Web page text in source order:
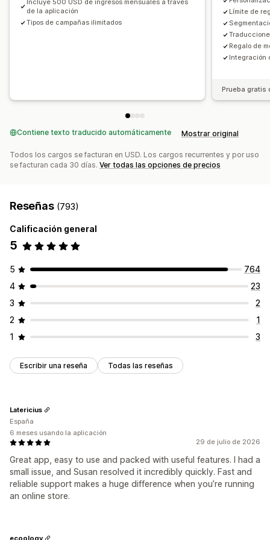
Código personalizado
Localización
Campañas Activadores y reglas
Segmentación
Seguimiento
Informes y estadísticas
Rendimiento del embudo
Incluye 500 USD de ingresos mensuales a través
de la aplicación
Tipos de campañas ilimitados
Límite de
Regalo de
Integración
Prueba gratis
Contiene texto traducido automáticamente Mostrar original
Todos los cargos se facturan en USD. Los cargos recurrentes y por uso
se facturan cada 30 días. Ver todas las opciones de precios
Reseñas (793)
Calificación general
5
5
764
4
23
3
2
2
1
1
3
Escribir una reseña Todas las reseñas
29 de julio de 2026
Great app, easy to use and packed with useful features. I had a
small issue, and Susan resolved it incredibly quickly. Fast and
reliable support makes a huge difference when you’re running
an online store.
Latericius
España
6 meses usando la aplicación
ecoology